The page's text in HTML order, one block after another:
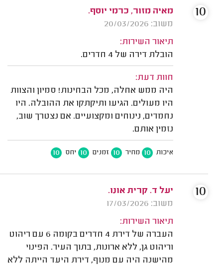
מאיה מזור, כרמי יוסף.
משוב: 20/03/2026
תיאור השירות:
הובלת דירה של 4 חדרים.
חוות דעת:
היה ממש אחלה, מכל הבחינות! סמיון והצוות
היו מעולים. הגיעו ותיקתקו את ההובלה. היו
נחמדים, נינוחים ומקצועיים. אם נצטרך שוב,
נזמין אותם.
איכות 10 מחיר 10 זמנים 10 יחס 10
10
יעל ד. קרית אונו.
משוב: 17/03/2026
תיאור השירות:
העברה של דירת 4 חדרים בקומה 6 עם ריהוט
וריהוט גן, ללא ארונות, בתוך העיר. הפינוי
מהישנה היה עם מנוף, דירת היעד הייתה ללא
10